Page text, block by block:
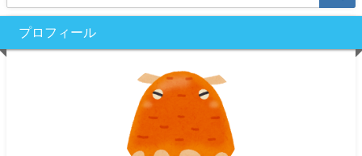
プロフィール